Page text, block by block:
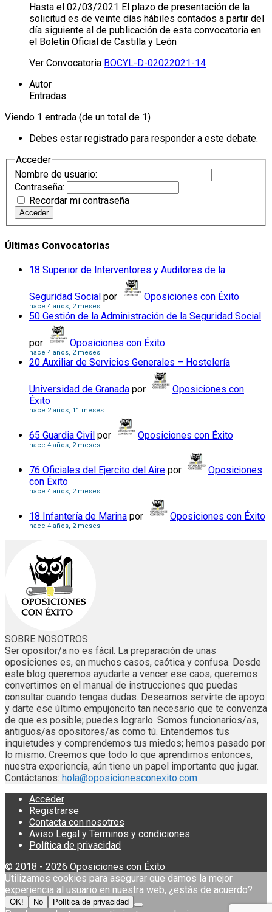
Hasta el 02/03/2021 El plazo de presentación de la
solicitud es de veinte días hábiles contados a partir del
día siguiente al de publicación de esta convocatoria en
el Boletín Oficial de Castilla y León
Ver Convocatoria BOCYL-D-02022021-14
Autor
Entradas
Viendo 1 entrada (de un total de 1)
Debes estar registrado para responder a este debate.
Acceder
Nombre de usuario:
Contraseña:
Recordar mi contraseña
Acceder
Últimas Convocatorias
18 Superior de Interventores y Auditores de la
Seguridad Social por Oposiciones con Éxito
hace 4 años, 2 meses
50 Gestión de la Administración de la Seguridad Social
por Oposiciones con Éxito
hace 4 años, 2 meses
20 Auxiliar de Servicios Generales – Hostelería
Universidad de Granada por
Oposiciones con
Éxito
hace 2 años, 11 meses
65 Guardia Civil por Oposiciones con Éxito
hace 4 años, 2 meses
76 Oficiales del Ejercito del Aire por
Oposiciones
con Éxito
hace 4 años, 2 meses
18 Infantería de Marina por Oposiciones con Éxito
hace 4 años, 2 meses
SOBRE NOSOTROS
Ser opositor/a no es fácil. La preparación de unas
oposiciones es, en muchos casos, caótica y confusa. Desde
este blog queremos ayudarte a vencer ese caos; queremos
convertirnos en el manual de instrucciones que puedas
consultar cuando tengas dudas. Deseamos servirte de apoyo
y darte ese último empujoncito tan necesario que te convenza
de que es posible; puedes lograrlo. Somos funcionarios/as,
antiguos/as opositores/as como tú. Entendemos tus
inquietudes y comprendemos tus miedos; hemos pasado por
lo mismo. Creemos que todo lo que aprendimos entonces,
nuestra experiencia, aún tiene un papel importante que jugar.
Contáctanos: hola@oposicionesconexito.com
Acceder
Registrarse
Contacta con nosotros
Aviso Legal y Terminos y condiciones
Política de privacidad
© 2018 - 2026 Oposiciones con Éxito
Utilizamos cookies para asegurar que damos la mejor
experiencia al usuario en nuestra web, ¿estás de acuerdo?
OK! No Política de privacidad